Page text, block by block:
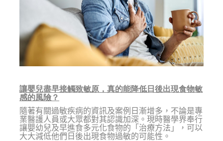
讓嬰兒盡早接觸致敏原，真的能降低日後出現食物敏
感的風險？
隨著有關過敏疾病的資訊及案例日漸增多，不論是專
業醫護人員或大眾都對其認識加深。現時醫學界奉行
讓嬰幼兒及早進食多元化食物的「治療方法」，可以
大大減低他們日後出現食物過敏的可能性。